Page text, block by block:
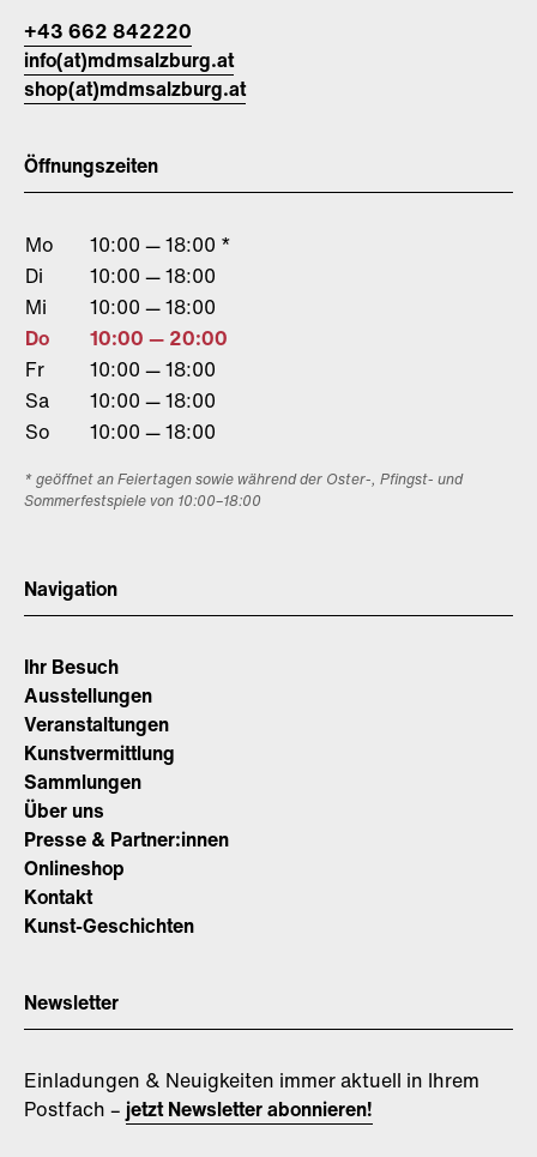
+43 662 842220
info(at)mdmsalzburg.at
shop(at)mdmsalzburg.at
Öffnungszeiten
Mo
10:00 — 18:00 *
Di
10:00 — 18:00
Mi
10:00 — 18:00
Do
10:00 — 20:00
Fr
10:00 — 18:00
Sa
10:00 — 18:00
So
10:00 — 18:00
* geöffnet an Feiertagen sowie während der Oster-, Pfingst- und
Sommerfestspiele von 10:00–18:00
Navigation
Ihr Besuch
Ausstellungen
Veranstaltungen
Kunstvermittlung
Sammlungen
Über uns
Presse & Partner:innen
Onlineshop
Kontakt
Kunst-Geschichten
Newsletter
Einladungen & Neuigkeiten immer aktuell in Ihrem
Postfach – jetzt Newsletter abonnieren!